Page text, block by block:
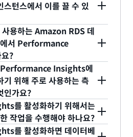
는 영향을 파악합니다.
었습니다.
되어 있습니다. 인스턴스 가
한 금액으로 최대 2년까지 장
스턴스에서 이를 끌 수 있
를 사용하는 경우 AWS
Insights 옵션이 기본
니다. Performance Insights
마법사에서 옵션 선택을 취소
하여 활성화된 인스턴스의
를 비활성화할 수 있습니다.
용하는 Amazon RDS 데
에서 Performance
?
Performance Insights에
기 위해 주로 사용하는 측
인가요?
의 핵심은 DB 로드라는 단일
애플리케이션이 데이터베이스
를 활성화하기 위해서는
작업을 수행해야 하나요?
를 활성화하면 데이터베